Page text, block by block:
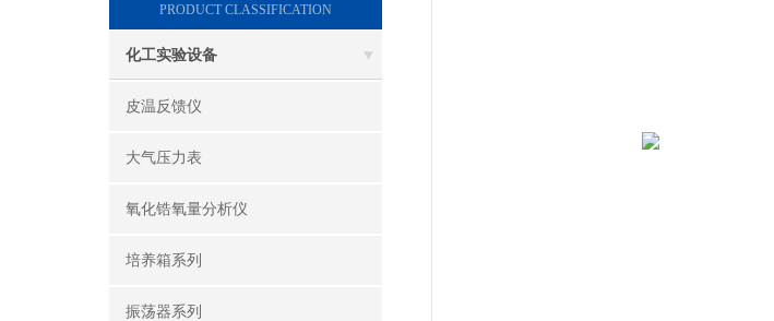
PRODUCT CLASSIFICATION
化工实验设备
皮温反馈仪
大气压力表
氧化锆氧量分析仪
培养箱系列
振荡器系列